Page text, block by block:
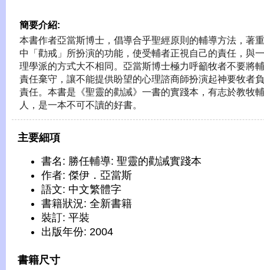
簡要介紹:
本書作者亞當斯博士，倡導合乎聖經原則的輔導方法，著
中「勸戒」所扮演的功能，使受輔者正視自己的責任，與
理學派的方式大不相同。亞當斯博士極力呼籲牧者不要將
責任棄守，讓不能提供盼望的心理諮商師扮演起神要牧者
責任。本書是《聖靈的勸誡》一書的實踐本，有志於教牧
人，是一本不可不讀的好書。
主要細項
書名: 勝任輔導: 聖靈的勸誡實踐本
作者: 傑伊．亞當斯
語文: 中文繁體字
書籍狀況: 全新書籍
裝訂: 平裝
出版年份: 2004
書籍尺寸